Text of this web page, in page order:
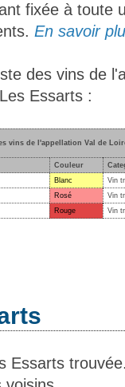
fixée à toute
En savoir
des vins de
Essarts :
vins de l'appellation Val de
Couleur
Blanc
Vin
Rosé
Vin
Rouge Vin
Essarts